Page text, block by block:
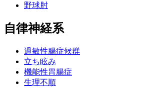
野球肘
自律神経系
過敏性腸症候群
立ち眩み
機能性胃腸症
生理不順